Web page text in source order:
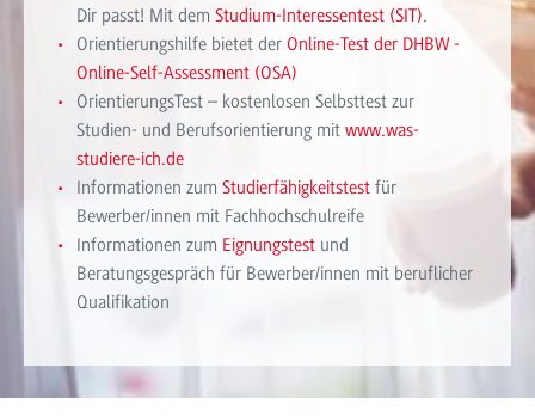
Dir passt! Mit dem Studium-Interessentest (SIT).
Orientierungshilfe bietet der Online-Test der DHBW -
Online-Self-Assessment (OSA)
OrientierungsTest – kostenlosen Selbsttest zur
Studien- und Berufsorientierung mit www.was-
studiere-ich.de
Informationen zum Studierfähigkeitstestfür
Bewerber/innen mit Fachhochschulreife
Informationen zum Eignungstestund
Beratungsgespräch für Bewerber/innen mit beruflicher
Qualifikation